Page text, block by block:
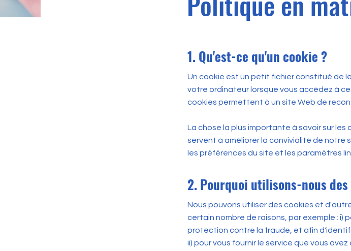
1. Qu'est-ce qu'un cookie ?
Un cookie est un petit fichier constitué de
votre ordinateur lorsque vous accédez à
cookies permettent à un site Web de
La chose la plus importante à savoir sur les
servent à améliorer la convivialité de notre
les préférences du site et les paramètres
2. Pourquoi utilisons-nous
Nous pouvons utiliser des cookies et
certain nombre de raisons, par exemple : i)
protection contre la fraude, et afin
ii) pour vous fournir le service que vous